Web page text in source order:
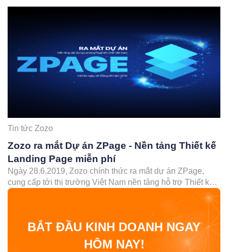
Tin tức Zozo
Zozo ra mắt Dự án ZPage - Nền tảng Thiết kế
Landing Page miễn phí
Ngày 28.6.2019, Zozo chính thức ra mắt dự án ZPage,
cung cấp tới thị trường Việt Nam nền tảng hỗ trợ Thiết kế
Landing Page cùng các chương trình ưu đãi Vô cùng hấp
BẮT ĐẦU KINH DOANH NGAY
HÔM NAY!